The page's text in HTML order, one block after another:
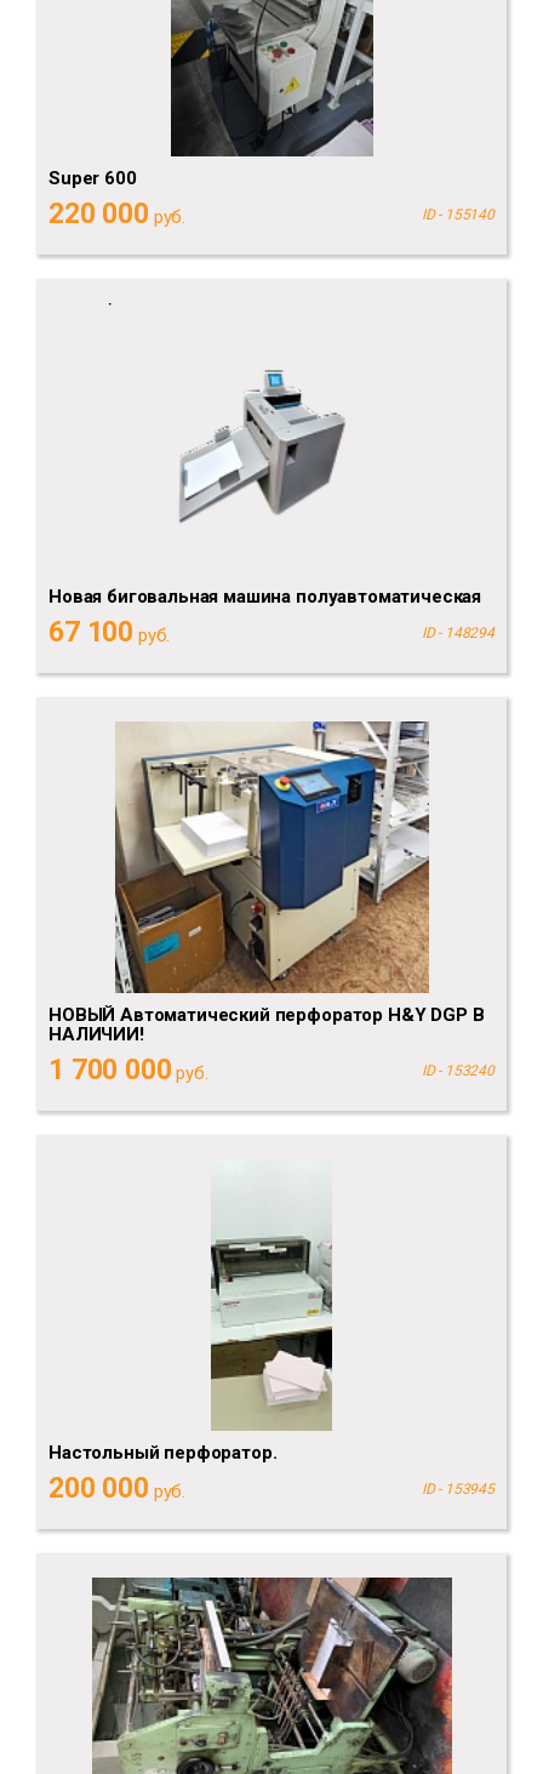
Super 600
220 000 руб. ID - 155140
Новая биговальная машина полуавтоматическая
67 100 руб. ID - 148294
НОВЫЙ Автоматический перфоратор H&Y DGP В
НАЛИЧИИ!
1 700 000 руб. ID - 153240
Настольный перфоратор.
200 000 руб. ID - 153945